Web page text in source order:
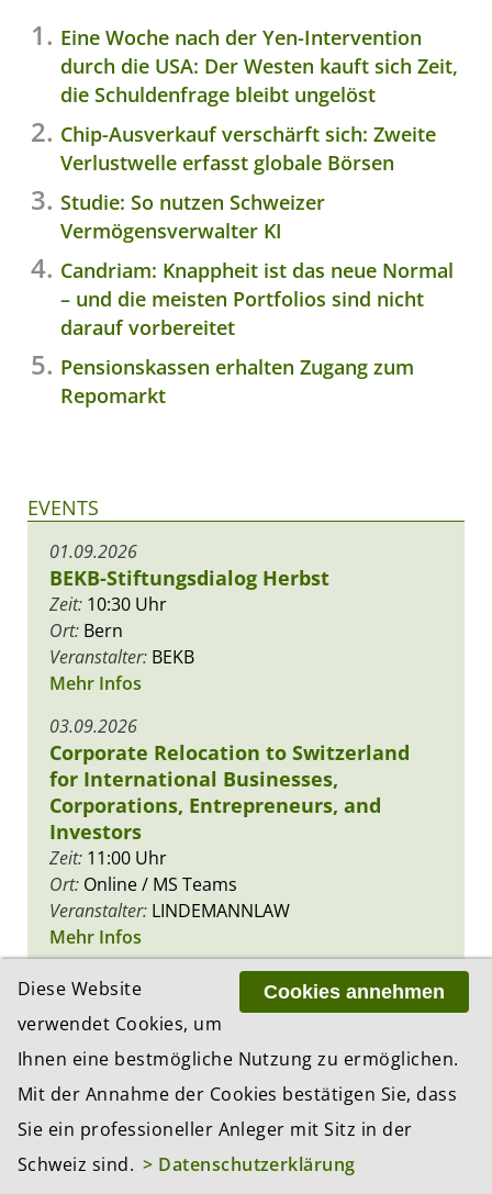
Eine Woche nach der Yen-Intervention
durch die USA: Der Westen kauft sich Zeit,
die Schuldenfrage bleibt ungelöst
Chip-Ausverkauf verschärft sich: Zweite
Verlustwelle erfasst globale Börsen
Studie: So nutzen Schweizer
Vermögensverwalter KI
Candriam: Knappheit ist das neue Normal
– und die meisten Portfolios sind nicht
darauf vorbereitet
Pensionskassen erhalten Zugang zum
Repomarkt
EVENTS
01.09.2026
BEKB-Stiftungsdialog Herbst
Zeit: 10:30 Uhr
Ort: Bern
Veranstalter: BEKB
Mehr Infos
03.09.2026
Corporate Relocation to Switzerland
for International Businesses,
Corporations, Entrepreneurs, and
Investors
Zeit: 11:00 Uhr
Ort: Online / MS Teams
Veranstalter: LINDEMANNLAW
Mehr Infos
22.09.2026
Finance Forum Zürich 2026
Zeit:11:30 Uhr
Ort:Zürich
Veranstalter:Verein Finance Forum Zürich
Cookies annehmen
Diese Website
verwendet Cookies, um
Ihnen eine bestmögliche Nutzung zu ermöglichen.
Mit der Annahme der Cookies bestätigen Sie, dass
Sie ein professioneller Anleger mit Sitz in der
Schweiz sind. > Datenschutzerklärung